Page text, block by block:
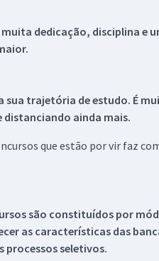
dedicação, disciplina e
sua trajetória de estudo. É
distanciando ainda mais.
que estão por vir faz
são constituídos por
as características das
seletivos.